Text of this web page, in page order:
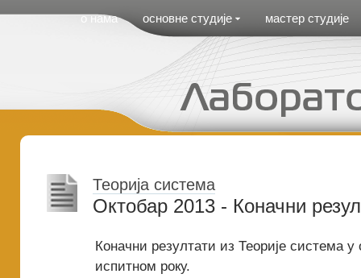
о нама основне студије мастер студије
Теорија система
Октобар 2013 - Коначни
Коначни резултати из Теорије система у
испитном року.